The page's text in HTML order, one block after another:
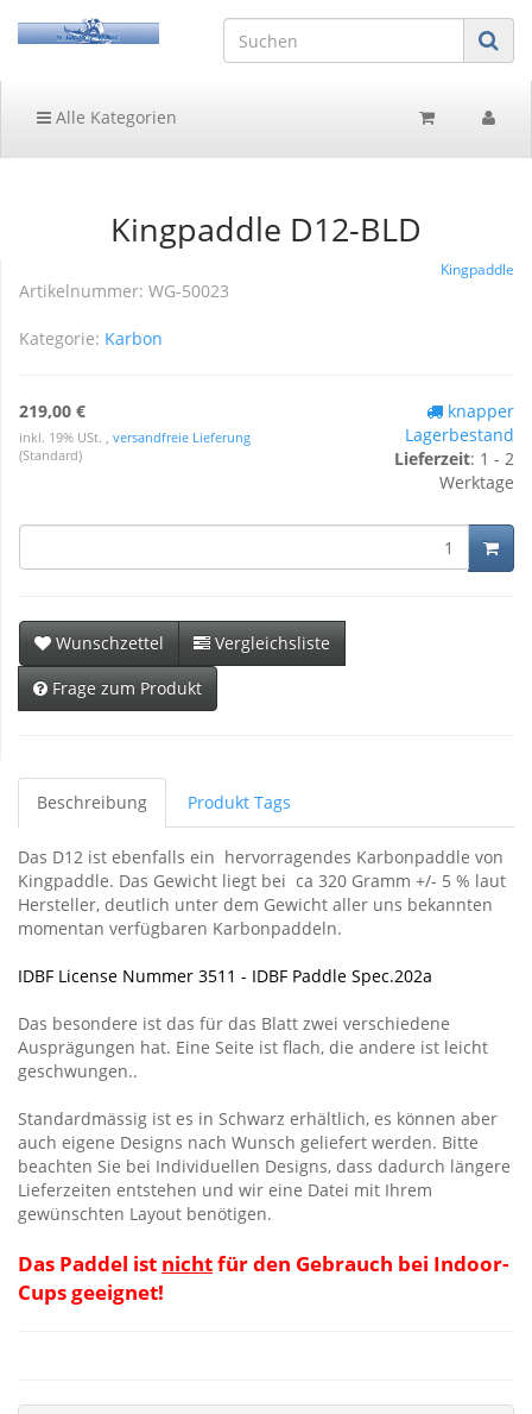
Alle Kategorien
Kingpaddle D12-BLD
Kingpaddle
Artikelnummer: WG-50023
Kategorie: Karbon
219,00 €
inkl. 19% USt. , versandfreie Lieferung
(Standard)
knapper
Lagerbestand
Lieferzeit: 1 - 2
Werktage
Wunschzettel
Vergleichsliste
Frage zum Produkt
Beschreibung Produkt Tags
Das D12 ist ebenfalls ein hervorragendes Karbonpaddle von
Kingpaddle. Das Gewicht liegt bei ca 320 Gramm +/- 5 % laut
Hersteller, deutlich unter dem Gewicht aller uns bekannten
momentan verfügbaren Karbonpaddeln.
IDBF License Nummer 3511 - IDBF Paddle Spec.202a
Das besondere ist das für das Blatt zwei verschiedene
Ausprägungen hat. Eine Seite ist flach, die andere ist leicht
geschwungen..
Standardmässig ist es in Schwarz erhältlich, es können aber
auch eigene Designs nach Wunsch geliefert werden. Bitte
beachten Sie bei Individuellen Designs, dass dadurch längere
Lieferzeiten entstehen und wir eine Datei mit Ihrem
gewünschten Layout benötigen.
Das Paddel ist nichtfür den Gebrauch bei Indoor-
Cups geeignet!